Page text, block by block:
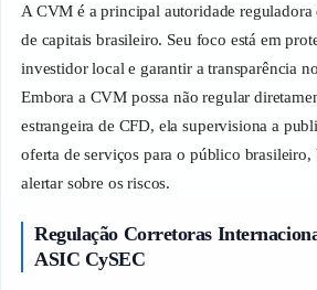
A CVM é a principal autoridade reguladora
de capitais brasileiro. Seu foco está em
investidor local e garantir a transparência
Embora a CVM possa não regular
estrangeira de CFD, ela supervisiona a
oferta de serviços para o público brasileiro,
alertar sobre os riscos.
Regulação Corretoras
ASIC CySEC